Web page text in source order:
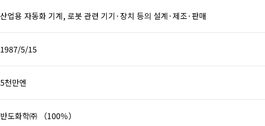
산업용 자동화 기계, 로봇 관련 기기·장치 등의 설계·제조·판매
1987/5/15
5천만엔
반도화학㈜ （100％）